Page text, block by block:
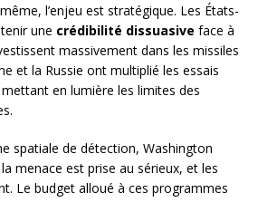
l’enjeu est stratégique. Les États-
une crédibilité dissuasive face à
massivement dans les missiles
et la Russie ont multiplié les essais
en lumière les limites des
spatiale de détection, Washington
menace est prise au sérieux, et les
Le budget alloué à ces programmes